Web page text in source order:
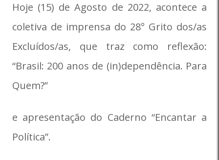
Hoje (15) de Agosto de 2022, acontece a
coletiva de imprensa do 28° Grito dos/as
Excluídos/as, que traz como reflexão:
“Brasil: 200 anos de (in)dependência. Para
Quem?”
e apresentação do Caderno “Encantar a
Política”.